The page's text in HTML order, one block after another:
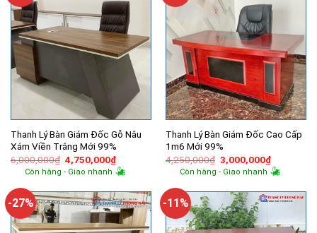
Thanh Lý Bàn Giám Đốc Gỗ Nâu
Xám Viền Trắng Mới 99%
6,000,000₫ Giá
gốc
là:
4,750,000₫Giá
hiện
tại
4,750,000₫.
Còn hàng - Giao nhanh
Thanh Lý Bàn Giám Đốc Cao Cấp
1m6 Mới 99%
4,250,000₫ Giá
gốc
là:
3,000,000₫Giá
hiện
tại
Còn hàng - Giao nhanh
-27% -11%